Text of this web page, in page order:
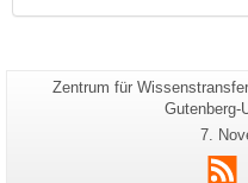
Seiten-
Zentrum für
Gutenberg-
Letzte
7.